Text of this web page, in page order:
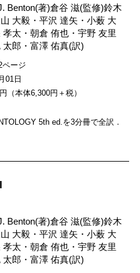
Benton(著)倉谷 滋(監修)鈴木
大毅 ・平沢 達矢 ・小薮 大
孝太 ・朝倉 侑也 ・宇野 友里
太郎 ・富澤 佑真(訳)
ページ
01日
（本体6,300円＋税）
5th ed.を3分冊で全訳．
Benton(著)倉谷 滋(監修)鈴木
大毅 ・平沢 達矢 ・小薮 大
孝太 ・朝倉 侑也 ・宇野 友里
太郎 ・富澤 佑真(訳)